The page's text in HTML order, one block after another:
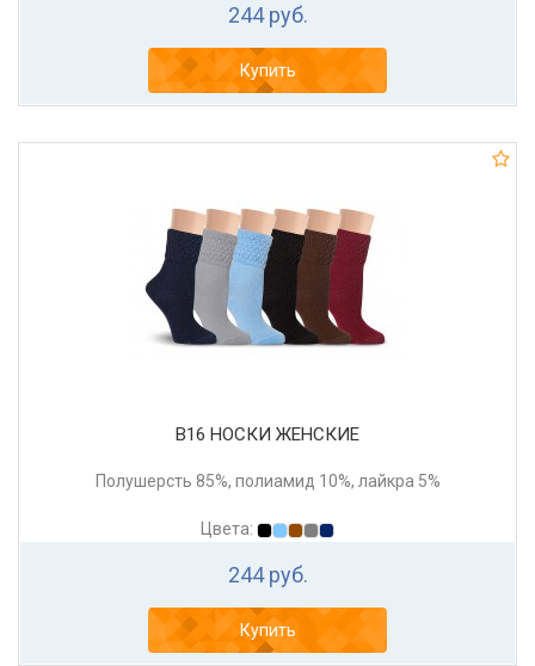
244 руб.
Купить
В16 НОСКИ ЖЕНСКИЕ
Полушерсть 85%, полиамид 10%, лайкра 5%
Цвета:
244 руб.
Купить